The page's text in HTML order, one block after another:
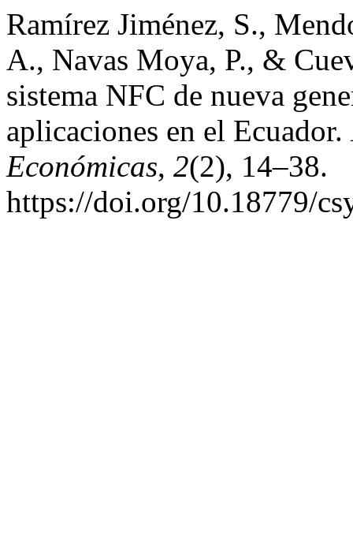
Ramírez Jiménez, S.,
A., Navas Moya, P., &
sistema NFC de nueva
aplicaciones en el Ecuador.
Económicas, 2(2), 14–38.
https://doi.org/10.18779/